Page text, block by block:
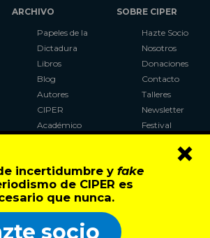
incertidumbre y fake
de CIPER es
que nunca.
socio
×
ARCHIVO
Papeles de la
Dictadura
Libros
Blog
Autores
CIPER
Académico
Al Plebiscito
con CIPER
SOBRE CIPER
Hazte Socio
Nosotros
Donaciones
Contacto
Talleres
Newsletter
Festival